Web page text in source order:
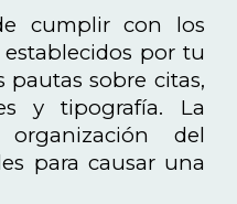
cumplir con los
por tu
pautas sobre citas,
y tipografía. La
del
para causar una